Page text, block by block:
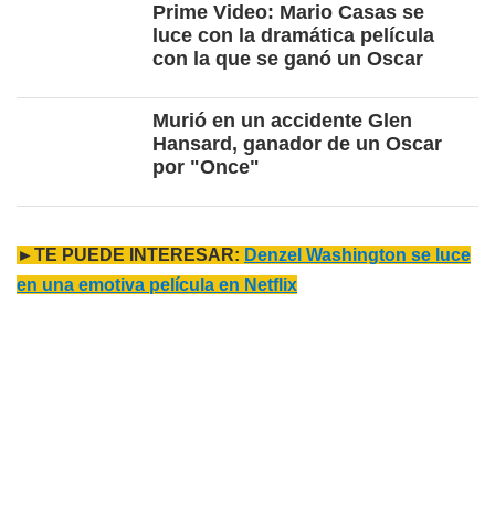
Prime Video: Mario Casas se
luce con la dramática película
con la que se ganó un Oscar
Murió en un accidente Glen
Hansard, ganador de un Oscar
por "Once"
►TE PUEDE INTERESAR: Denzel Washington se luce
en una emotiva película en Netflix